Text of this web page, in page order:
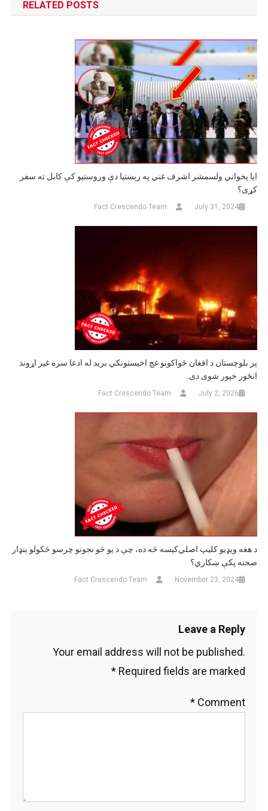
RELATED POSTS
ایا پخواني ولسمشر اشرف غني په رېښتیا دې وروستیو کې کابل ته سفر
کړی؟
July 31, 2024
Fact Crescendo Team
پر بلوچستان د افغان ځواکونو غچ اخیستونکي برید له ادعا سره غیر اړوند
انځور خپور شوی دی.
July 2, 2026
Fact Crescendo Team
د هغه ویډیو کلیپ اصلي‌کېسه څه ده، چې د یو څو نجونو چرسو څکولو بنډار
صحنه پکې ښکاري؟
November 23, 2024
Fact Crescendo Team
Leave a Reply
Your email address will not be published.
Required fields are marked
*
Comment
*